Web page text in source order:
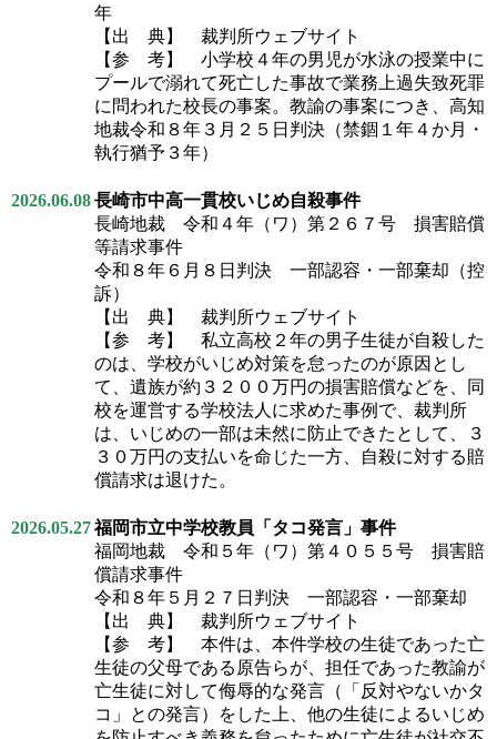
年
【出 典】 裁判所ウェブサイト
【参 考】 小学校４年の男児が水泳の授業中に
プールで溺れて死亡した事故で業務上過失致死罪
に問われた校長の事案。教諭の事案につき、高知
地裁令和８年３月２５日判決（禁錮１年４か月・
執行猶予３年）
2026.06.08長崎市中高一貫校いじめ自殺事件
長崎地裁 令和４年（ワ）第２６７号 損害賠償
等請求事件
令和８年６月８日判決 一部認容・一部棄却（控
訴）
【出 典】 裁判所ウェブサイト
【参 考】 私立高校２年の男子生徒が自殺した
のは、学校がいじめ対策を怠ったのが原因とし
て、遺族が約３２００万円の損害賠償などを、同
校を運営する学校法人に求めた事例で、裁判所
は、いじめの一部は未然に防止できたとして、３
３０万円の支払いを命じた一方、自殺に対する賠
償請求は退けた。
2026.05.27福岡市立中学校教員「タコ発言」事件
福岡地裁 令和５年（ワ）第４０５５号 損害賠
償請求事件
令和８年５月２７日判決 一部認容・一部棄却
【出 典】 裁判所ウェブサイト
【参 考】 本件は、本件学校の生徒であった亡
生徒の父母である原告らが、担任であった教諭が
亡生徒に対して侮辱的な発言（「反対やないかタ
コ」との発言）をした上、他の生徒によるいじめ